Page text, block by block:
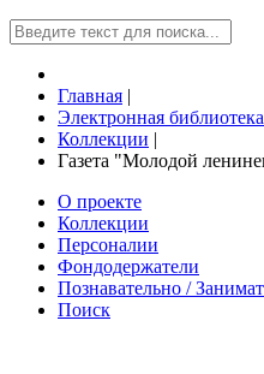
Главная |
Электронная библиотека
Коллекции |
Газета "Молодой
О проекте
Коллекции
Персоналии
Фондодержатели
Познавательно /
Поиск